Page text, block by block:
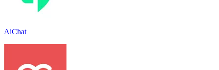
AiChat